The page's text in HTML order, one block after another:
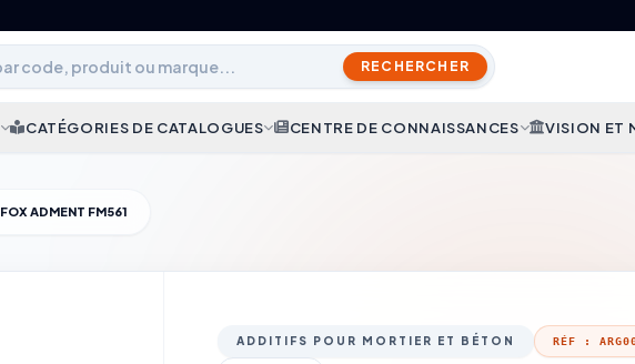
RECHERCHER
CATÉGORIES DE CATALOGUES CENTRE DE CONNAISSANCES VISION ET
FOX ADMENT FM561
ADDITIFS POUR MORTIER ET BÉTON RÉF :